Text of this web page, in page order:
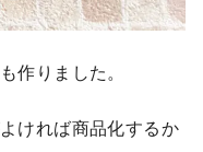
作りました。
ければ商品化するか